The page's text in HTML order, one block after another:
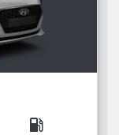
local_gas_station